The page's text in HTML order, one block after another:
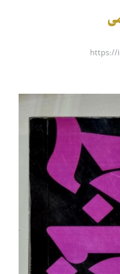
https://